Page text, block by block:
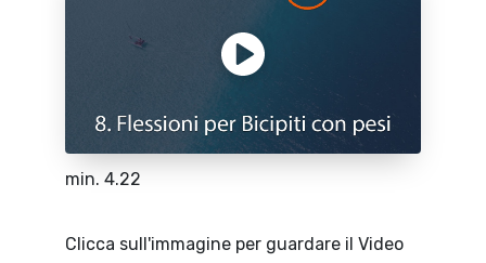
min. 4.22
Clicca sull'immagine per guardare il Video